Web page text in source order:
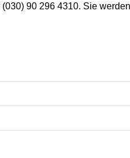
90 296 4310. Sie